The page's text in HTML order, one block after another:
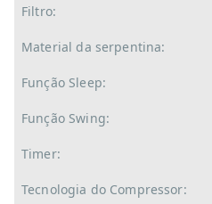
Filtro:
Material da serpentina:
Função Sleep:
Função Swing:
Timer:
Tecnologia do Compressor: